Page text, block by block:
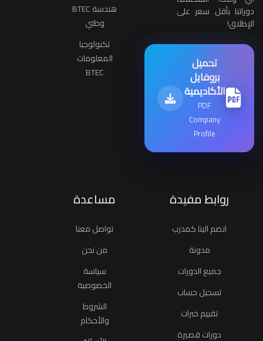
دوراتنا بأقل سعر على
الإطلاق!
تحميل
بروفايل
الأكاديمية
PDF
Company
Profile
هندسة BTEC
وطني
تكنولوجيا
المعلومات
BTEC
روابط مفيدة
انضم الينا كمدرب
مدونة
جميع الدورات
تسجيل حساب
تقييم خبرات
دورات قصيرة
مساعدة
تواصل معنا
من نحن
سياسة
الخصوصية
الشروط
والأحكام